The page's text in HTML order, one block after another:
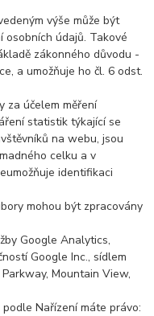
výše může být
osobních údajů. Takové
zákonného důvodu -
a umožňuje ho čl. 6 odst.
za účelem měření
statistik týkající se
na webu, jsou
celku a v
identifikaci
mohou být zpracovány
Google Analytics,
Google Inc., sídlem
Mountain View,
podle Nařízení máte právo: